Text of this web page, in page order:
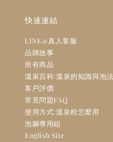
快速連結
LINE@真人客服
品牌故事
所有商品
溫泉百科:溫泉的知識與泡法
客戶評價
常見問題FAQ
使用方式:溫泉粉怎麼用
泡腳專用組
English Site